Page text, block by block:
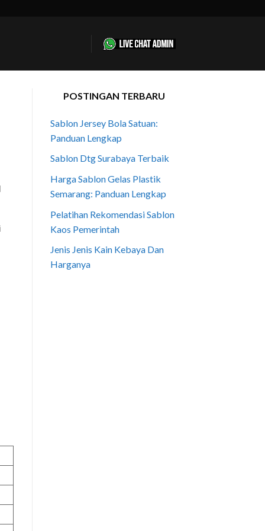
POSTINGAN TERBARU
Sablon Jersey Bola Satuan:
Panduan Lengkap
Sablon Dtg Surabaya Terbaik
Harga Sablon Gelas Plastik
Semarang: Panduan Lengkap
Pelatihan Rekomendasi Sablon
Kaos Pemerintah
Jenis Jenis Kain Kebaya Dan
Harganya